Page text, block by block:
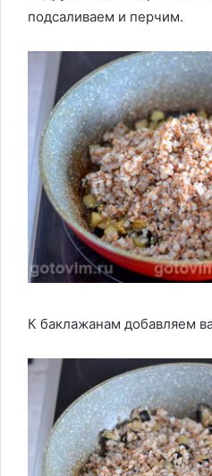
подсаливаем и перчим.
К баклажанам добавляем